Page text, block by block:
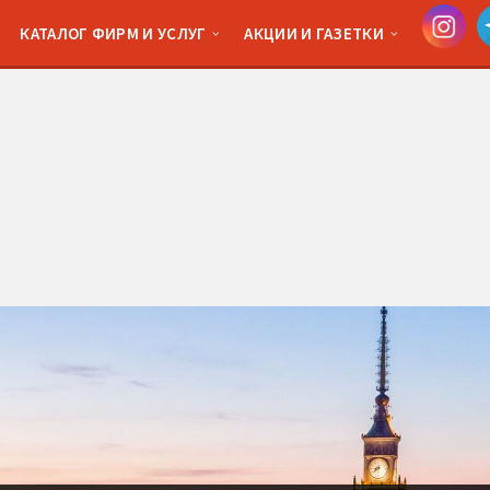
КАТАЛОГ ФИРМ И УСЛУГ АКЦИИ И ГАЗЕТКИ